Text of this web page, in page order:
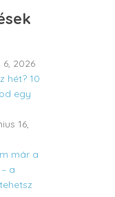
6, 2026
hét? 10
egy
16,
már a
a